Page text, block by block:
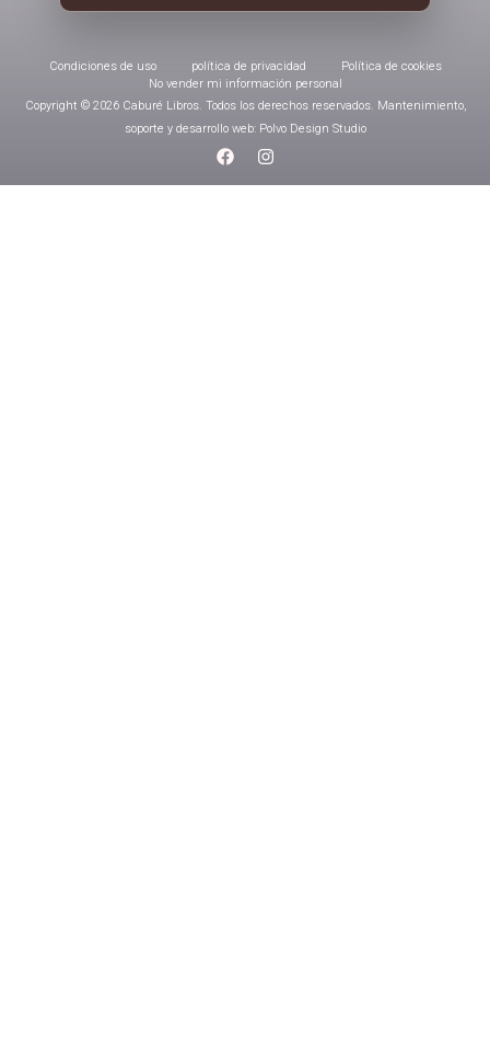
Condiciones de uso política de privacidad
Política de cookies
No vender mi información personal
Copyright © 2026 Caburé Libros. Todos los derechos reservados. Mantenimiento,
soporte y desarrollo web: Polvo Design Studio